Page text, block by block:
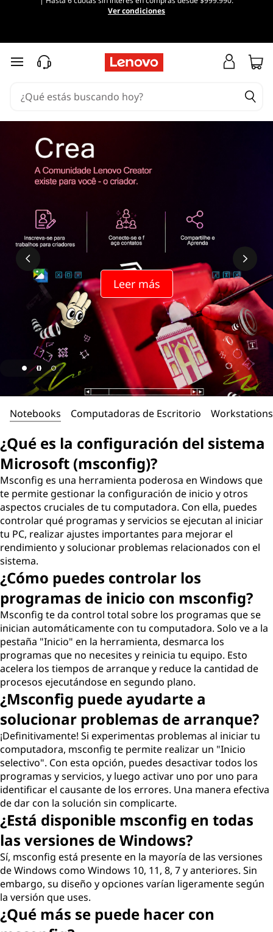
Ver condiciones
Ir al contenido principal
Leer más
Notebooks Computadoras de Escritorio Workstations
¿Qué es la configuración del sistema
Microsoft (msconfig)?
Msconfig es una herramienta poderosa en Windows que
te permite gestionar la configuración de inicio y otros
aspectos cruciales de tu computadora. Con ella, puedes
controlar qué programas y servicios se ejecutan al iniciar
tu PC, realizar ajustes importantes para mejorar el
rendimiento y solucionar problemas relacionados con el
sistema.
¿Cómo puedes controlar los
programas de inicio con msconfig?
Msconfig te da control total sobre los programas que se
inician automáticamente con tu computadora. Solo ve a la
pestaña "Inicio" en la herramienta, desmarca los
programas que no necesites y reinicia tu equipo. Esto
acelera los tiempos de arranque y reduce la cantidad de
procesos ejecutándose en segundo plano.
¿Msconfig puede ayudarte a
solucionar problemas de arranque?
¡Definitivamente! Si experimentas problemas al iniciar tu
computadora, msconfig te permite realizar un "Inicio
selectivo". Con esta opción, puedes desactivar todos los
programas y servicios, y luego activar uno por uno para
identificar el causante de los errores. Una manera efectiva
de dar con la solución sin complicarte.
¿Está disponible msconfig en todas
las versiones de Windows?
Sí, msconfig está presente en la mayoría de las versiones
de Windows como Windows 10, 11, 8, 7 y anteriores. Sin
embargo, su diseño y opciones varían ligeramente según
la versión que uses.
¿Qué más se puede hacer con